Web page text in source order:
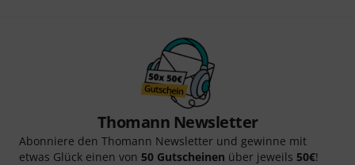
Thomann Newsletter
Abonniere den Thomann Newsletter und gewinne mit
etwas Glück einen von 50 Gutscheinen über jeweils 50€!